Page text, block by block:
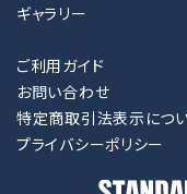
ギャラリー
ご利用ガイド
お問い合わせ
特定商取引法表示につ
プライバシーポリシー